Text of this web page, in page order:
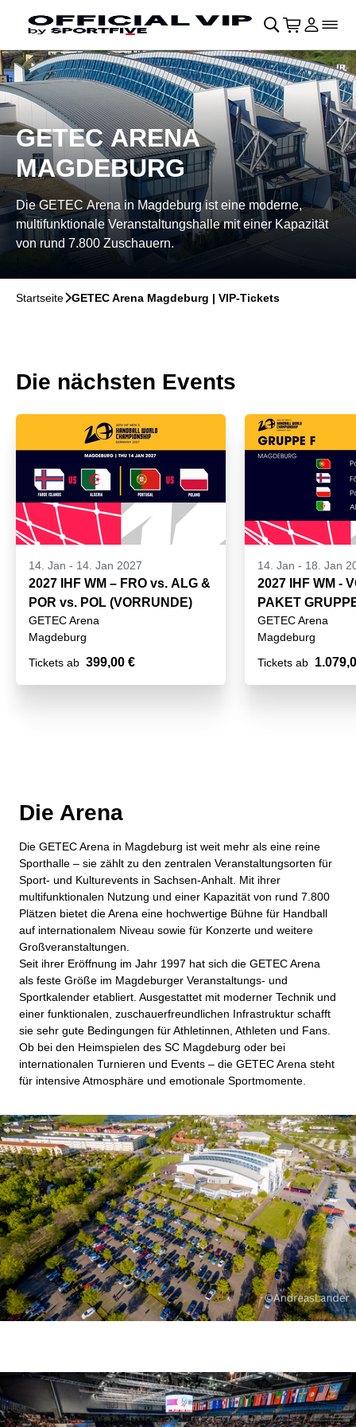
Navigation überspringen􀄫
􀊫 􀍩 Login
􀉩􀌇
GETEC ARENA
MAGDEBURG
Die GETEC Arena in Magdeburg ist eine moderne,
multifunktionale Veranstaltungshalle mit einer Kapazität
von rund 7.800 Zuschauern.
Startseite􀆊GETEC Arena Magdeburg | VIP-Tickets
Die nächsten Events
14. Jan - 14. Jan 2027
2027 IHF WM – FRO vs. ALG &
POR vs. POL (VORRUNDE)
GETEC Arena
Magdeburg
Tickets ab 399,00 €
14. Jan - 18. Jan
2027 IHF WM -
PAKET
GETEC Arena
Magdeburg
Tickets ab
Die Arena
Die GETEC Arena in Magdeburg ist weit mehr als eine reine
Sporthalle – sie zählt zu den zentralen Veranstaltungsorten für
Sport‑ und Kulturevents in Sachsen‑Anhalt. Mit ihrer
multifunktionalen Nutzung und einer Kapazität von rund 7.800
Plätzen bietet die Arena eine hochwertige Bühne für Handball
auf internationalem Niveau sowie für Konzerte und weitere
Großveranstaltungen.
Seit ihrer Eröffnung im Jahr 1997 hat sich die GETEC Arena
als feste Größe im Magdeburger Veranstaltungs- und
Sportkalender etabliert. Ausgestattet mit moderner Technik und
einer funktionalen, zuschauerfreundlichen Infrastruktur schafft
sie sehr gute Bedingungen für Athletinnen, Athleten und Fans.
Ob bei den Heimspielen des SC Magdeburg oder bei
internationalen Turnieren und Events – die GETEC Arena steht
für intensive Atmosphäre und emotionale Sportmomente.